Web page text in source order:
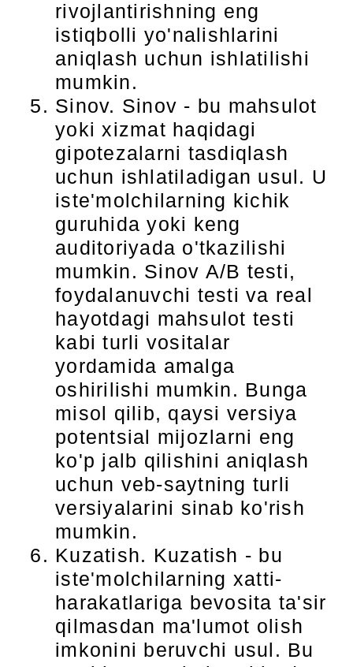
rivojlantirishning eng
istiqbolli yo'nalishlarini
aniqlash uchun ishlatilishi
mumkin.
Sinov. Sinov - bu mahsulot
yoki xizmat haqidagi
gipotezalarni tasdiqlash
uchun ishlatiladigan usul. U
iste'molchilarning kichik
guruhida yoki keng
auditoriyada o'tkazilishi
mumkin. Sinov A/B testi,
foydalanuvchi testi va real
hayotdagi mahsulot testi
kabi turli vositalar
yordamida amalga
oshirilishi mumkin. Bunga
misol qilib, qaysi versiya
potentsial mijozlarni eng
ko'p jalb qilishini aniqlash
uchun veb-saytning turli
versiyalarini sinab ko'rish
mumkin.
Kuzatish. Kuzatish - bu
iste'molchilarning xatti-
harakatlariga bevosita ta'sir
qilmasdan ma'lumot olish
imkonini beruvchi usul. Bu